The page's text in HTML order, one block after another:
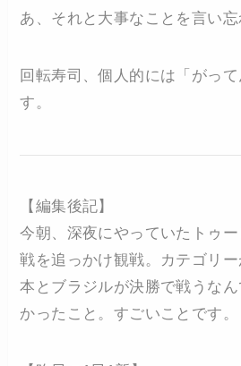
あ、それと大事なことを言い忘
回転寿司、個人的には「がっ
す。
【編集後記】
今朝、深夜にやっていたトゥ
戦を追っかけ観戦。カテゴリ
本とブラジルが決勝で戦うな
かったこと。すごいことです。